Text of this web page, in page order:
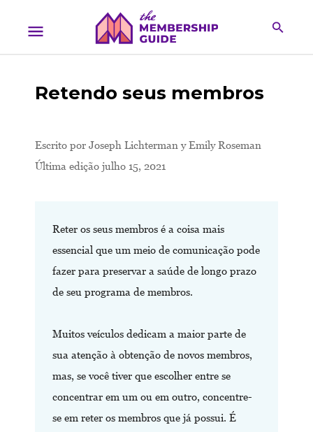
Retendo seus membros
Escrito por Joseph Lichterman y Emily Roseman
Última edição julho 15, 2021
Reter os seus membros é a coisa mais
essencial que um meio de comunicação pode
fazer para preservar a saúde de longo prazo
de seu programa de membros.
Muitos veículos dedicam a maior parte de
sua atenção à obtenção de novos membros,
mas, se você tiver que escolher entre se
concentrar em um ou em outro, concentre-
se em reter os membros que já possui. É